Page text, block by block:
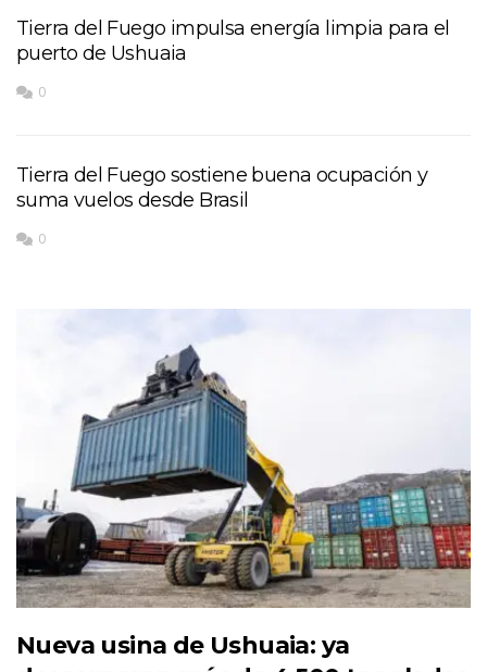
Tierra del Fuego impulsa energía limpia para el
puerto de Ushuaia
0
Tierra del Fuego sostiene buena ocupación y
suma vuelos desde Brasil
0
Nueva usina de Ushuaia: ya